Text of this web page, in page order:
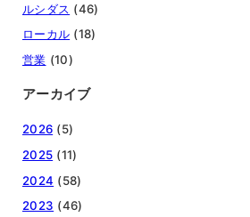
ルシダス (46)
ローカル (18)
営業 (10)
アーカイブ
2026 (5)
2025 (11)
2024 (58)
2023 (46)